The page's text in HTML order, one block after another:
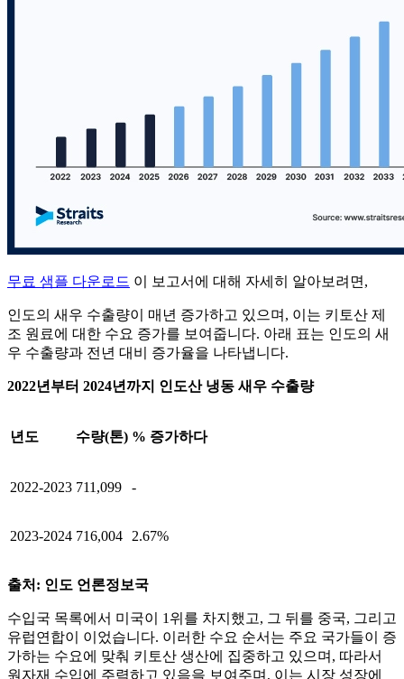
무료 샘플 다운로드 이 보고서에 대해 자세히 알아보려면,
인도의 새우 수출량이 매년 증가하고 있으며, 이는 키토산 제
조 원료에 대한 수요 증가를 보여줍니다. 아래 표는 인도의 새
우 수출량과 전년 대비 증가율을 나타냅니다.
2022년부터 2024년까지 인도산 냉동 새우 수출량
년도 수량(톤) % 증가하다
2022-2023 711,099 -
2023-2024 716,004 2.67%
출처: 인도 언론정보국
수입국 목록에서 미국이 1위를 차지했고, 그 뒤를 중국, 그리고
유럽연합이 이었습니다. 이러한 수요 순서는 주요 국가들이 증
가하는 수요에 맞춰 키토산 생산에 집중하고 있으며, 따라서
원자재 수입에 주력하고 있음을 보여주며, 이는 시장 성장에